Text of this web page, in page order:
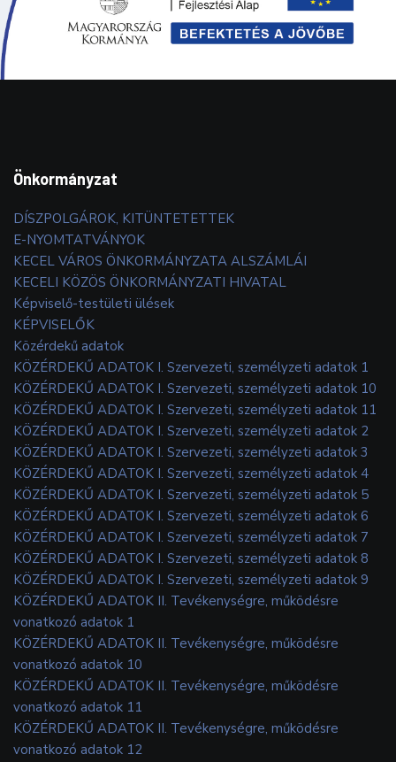
Önkormányzat
DÍSZPOLGÁROK, KITÜNTETETTEK
E-NYOMTATVÁNYOK
KECEL VÁROS ÖNKORMÁNYZATA ALSZÁMLÁI
KECELI KÖZÖS ÖNKORMÁNYZATI HIVATAL
Képviselő-testületi ülések
KÉPVISELŐK
Közérdekű adatok
KÖZÉRDEKŰ ADATOK I. Szervezeti, személyzeti adatok 1
KÖZÉRDEKŰ ADATOK I. Szervezeti, személyzeti adatok 10
KÖZÉRDEKŰ ADATOK I. Szervezeti, személyzeti adatok 11
KÖZÉRDEKŰ ADATOK I. Szervezeti, személyzeti adatok 2
KÖZÉRDEKŰ ADATOK I. Szervezeti, személyzeti adatok 3
KÖZÉRDEKŰ ADATOK I. Szervezeti, személyzeti adatok 4
KÖZÉRDEKŰ ADATOK I. Szervezeti, személyzeti adatok 5
KÖZÉRDEKŰ ADATOK I. Szervezeti, személyzeti adatok 6
KÖZÉRDEKŰ ADATOK I. Szervezeti, személyzeti adatok 7
KÖZÉRDEKŰ ADATOK I. Szervezeti, személyzeti adatok 8
KÖZÉRDEKŰ ADATOK I. Szervezeti, személyzeti adatok 9
KÖZÉRDEKŰ ADATOK II. Tevékenységre, működésre
vonatkozó adatok 1
KÖZÉRDEKŰ ADATOK II. Tevékenységre, működésre
vonatkozó adatok 10
KÖZÉRDEKŰ ADATOK II. Tevékenységre, működésre
vonatkozó adatok 11
KÖZÉRDEKŰ ADATOK II. Tevékenységre, működésre
vonatkozó adatok 12